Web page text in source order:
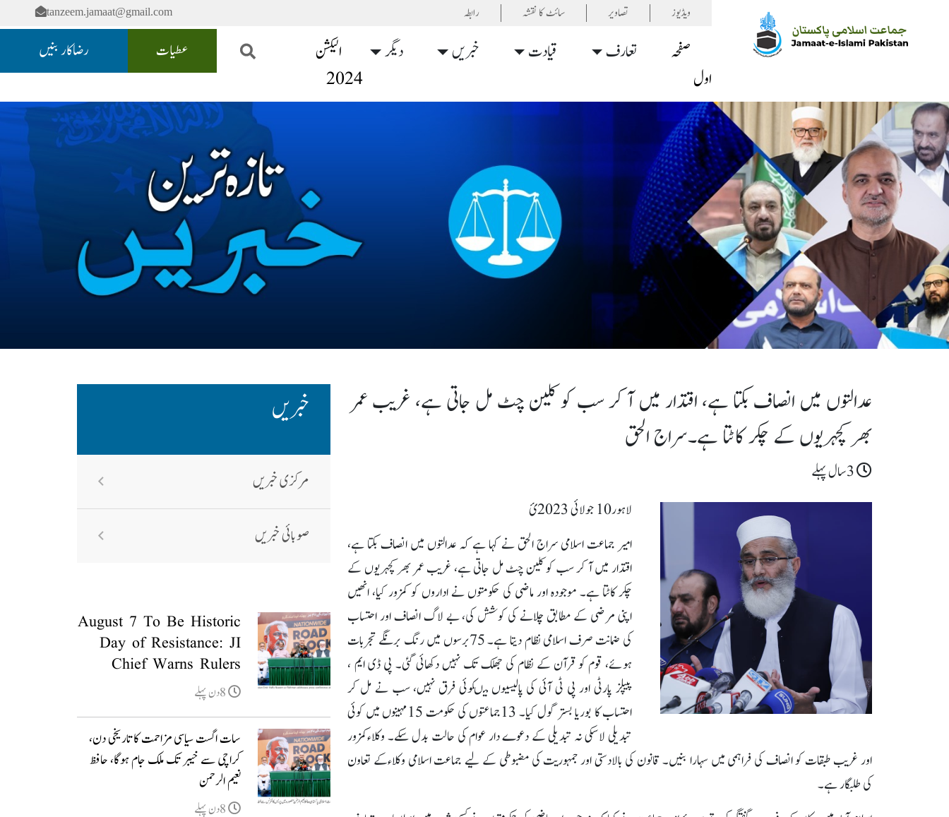
ویڈیوز تصاویر سائٹ کا نقشہ رابطہ tanzeem.jamaat@gmail.com
صفحہ
اول
تعارف قیادت خبریں دیگر
الیکشن
2024
عطیات رضاکار بنیں
عدالتوں میں انصاف بکتا ہے، اقتدار میں آ کر سب کو کلین چٹ مل جاتی ہے، غریب عمر
بھر کچہریوں کے چکر کاٹتا ہے۔سراج الحق
لاہور10 جولائی 2023ئ
امیر جماعت اسلامی سراج الحق نے کہا ہے کہ عدالتوں میں انصاف بکتا ہے،
اقتدار میں آ کر سب کو کلین چٹ مل جاتی ہے، غریب عمر بھر کچہریوں کے
چکر کاٹتا ہے۔ موجودہ اور ماضی کی حکومتوں نے اداروں کو کمزور کیا، انھیں
اپنی مرضی کے مطابق چلانے کی کوشش کی، بے لاگ انصاف اور احتساب
کی ضمانت صرف اسلامی نظام دیتا ہے۔ 75برسوں میں رنگ برنگے تجربات
ہوئے، قوم کو قرآن کے نظام کی جھلک تک نہیں دکھائی گئی۔ پی ڈی ایم ،
پیپلز پارٹی اور پی ٹی آئی کی پالیسیوں میںکوئی فرق نہیں، سب نے مل کر
احتساب کا بوریا بستر گول کیا۔ 13جماعتوں کی حکومت 15مہینوں میں کوئی
تبدیلی لاسکی نہ تبدیلی کے دعوے دار عوام کی حالت بدل سکے۔ وکلاءکمزور
اور غریب طبقات کو انصاف کی فراہمی میں سہارا بنیں۔ قانون کی بالادستی اور جمہوریت کی مضبوطی کے لیے جماعت اسلامی وکلاءکے تعاون
کی طلبگار ہے۔
خبریں
مرکزی خبریں
صوبائی خبریں
August 7 To Be Historic
Day of Resistance: JI
Chief Warns Rulers
سات اگست سیاسی مزاحمت کا تاریخی دن،
کراچی سے خیبر تک ملک جام ہوگا، حافظ
نعیم الرحمن